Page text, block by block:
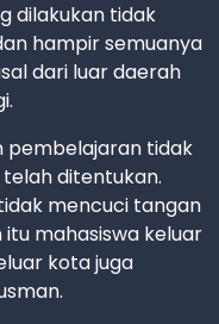
dilakukan tidak
hampir semuanya
dari luar daerah
tidak
ditentukan.
mencuci tangan
mahasiswa keluar
kota juga